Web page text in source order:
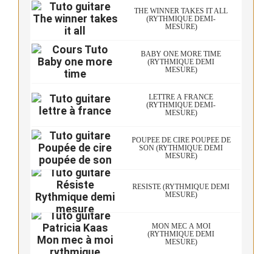
THE WINNER TAKES IT ALL
(RYTHMIQUE DEMI-
MESURE)
BABY ONE MORE TIME
(RYTHMIQUE DEMI
MESURE)
LETTRE À FRANCE
(RYTHMIQUE DEMI-
MESURE)
POUPÉE DE CIRE POUPÉE DE
SON (RYTHMIQUE DEMI
MESURE)
RÉSISTE (RYTHMIQUE DEMI
MESURE)
MON MEC À MOI
(RYTHMIQUE DEMI
MESURE)